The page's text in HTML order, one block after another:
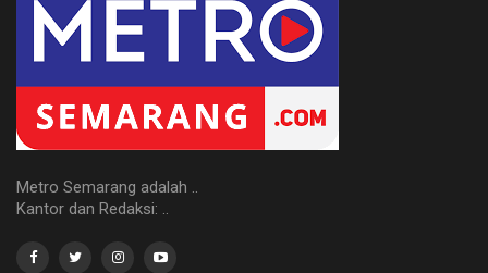
Metro Semarang adalah ..
Kantor dan Redaksi: ..